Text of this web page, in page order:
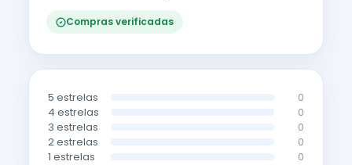
Compras verificadas
5 estrelas 0
4 estrelas 0
3 estrelas 0
2 estrelas 0
1 estrelas 0